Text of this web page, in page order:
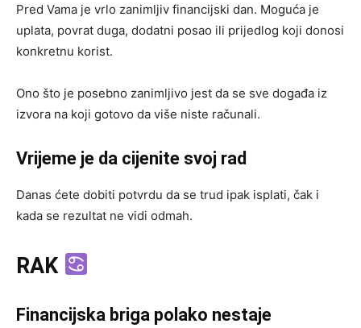
Pred Vama je vrlo zanimljiv financijski dan. Moguća je
uplata, povrat duga, dodatni posao ili prijedlog koji donosi
konkretnu korist.
Ono što je posebno zanimljivo jest da se sve događa iz
izvora na koji gotovo da više niste računali.
Vrijeme je da cijenite svoj rad
Danas ćete dobiti potvrdu da se trud ipak isplati, čak i
kada se rezultat ne vidi odmah.
RAK
Financijska briga polako nestaje